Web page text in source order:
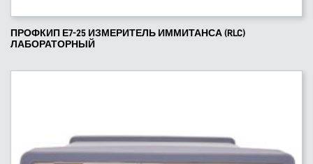
ПРОФКИП Е7-25 ИЗМЕРИТЕЛЬ ИММИТАНСА (RLC)
ЛАБОРАТОРНЫЙ